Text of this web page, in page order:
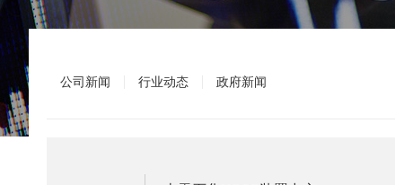
公司新闻 行业动态 政府新闻